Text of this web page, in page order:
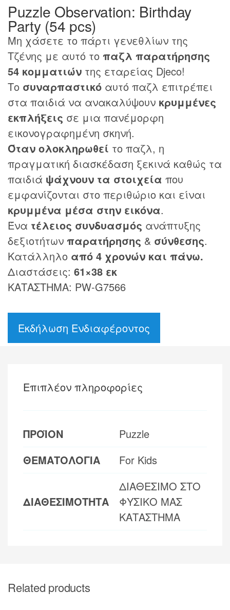
Puzzle Observation: Birthday
Party (54 pcs)
Μη χάσετε το πάρτι γενεθλίων της
Τζένης με αυτό το παζλ παρατήρησης
54 κομματιών της εταρείας Djeco!
Το συναρπαστικό αυτό παζλ επιτρέπει
στα παιδιά να ανακαλύψουν κρυμμένες
εκπλήξεις σε μια πανέμορφη
εικονογραφημένη σκηνή.
Όταν ολοκληρωθεί το παζλ, η
πραγματική διασκέδαση ξεκινά καθώς τα
παιδιά ψάχνουν τα στοιχεία που
εμφανίζονται στο περιθώριο και είναι
κρυμμένα μέσα στην εικόνα.
Ένα τέλειος συνδυασμός ανάπτυξης
δεξιοτήτων παρατήρησης & σύνθεσης.
Κατάλληλο από 4 χρονών και πάνω.
Διαστάσεις: 61×38 εκ
ΚΑΤΑΣΤΗΜΑ: PW-G7566
Εκδήλωση Ενδιαφέροντος
Επιπλέον πληροφορίες
ΠΡΟΪΟΝ
Puzzle
ΘΕΜΑΤΟΛΟΓΙΑ
For Kids
ΔΙΑΘΕΣΙΜΟΤΗΤΑ
ΔΙΑΘΕΣΙΜΟ ΣΤΟ
ΦΥΣΙΚΟ ΜΑΣ
ΚΑΤΑΣΤΗΜΑ
Related products